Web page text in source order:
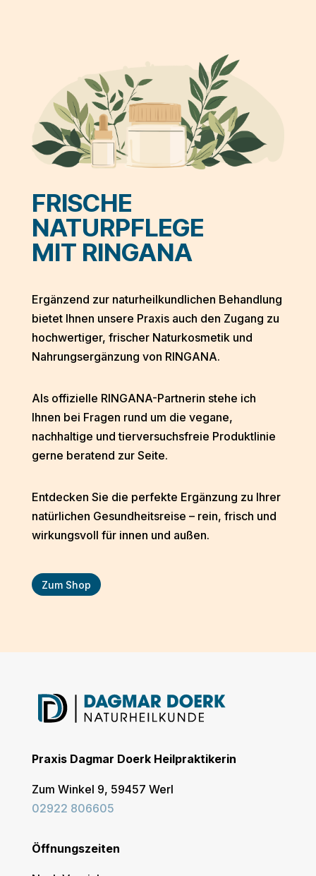
FRISCHE
NATURPFLEGE
MIT RINGANA
Ergänzend zur naturheilkundlichen Behandlung
bietet Ihnen unsere Praxis auch den Zugang zu
hochwertiger, frischer Naturkosmetik und
Nahrungsergänzung von RINGANA.
Als offizielle RINGANA-Partnerin stehe ich
Ihnen bei Fragen rund um die vegane,
nachhaltige und tierversuchsfreie Produktlinie
gerne beratend zur Seite.
Entdecken Sie die perfekte Ergänzung zu Ihrer
natürlichen Gesundheitsreise – rein, frisch und
wirkungsvoll für innen und außen.
Zum Shop
Praxis Dagmar Doerk Heilpraktikerin
Zum Winkel 9, 59457 Werl
02922 806605
Öffnungszeiten